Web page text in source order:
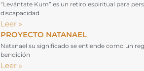
“Levántate Kum” es un retiro espiritual para
discapacidad
Leer »
PROYECTO NATANAEL
Natanael su significado se entiende como un
bendición
Leer »